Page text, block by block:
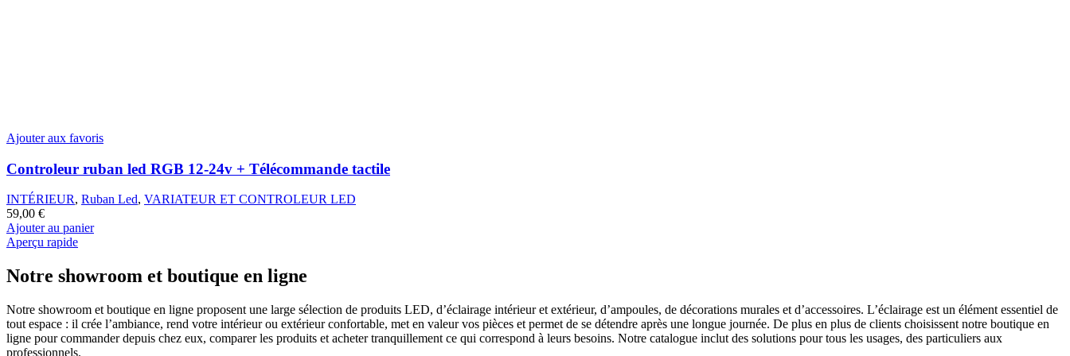
Ajouter aux favoris
Controleur ruban led RGB 12-24v + Télécommande tactile
INTÉRIEUR, Ruban Led, VARIATEUR ET CONTROLEUR LED
59,00 €
Ajouter au panier
Aperçu rapide
Notre showroom et boutique en ligne
Notre showroom et boutique en ligne proposent une large sélection de produits LED, d’éclairage intérieur et extérieur, d’ampoules, de décorations murales et d’accessoires. L’éclairage est un élément essentiel de
tout espace : il crée l’ambiance, rend votre intérieur ou extérieur confortable, met en valeur vos pièces et permet de se détendre après une longue journée. De plus en plus de clients choisissent notre boutique en
ligne pour commander depuis chez eux, comparer les produits et acheter tranquillement ce qui correspond à leurs besoins. Notre catalogue inclut des solutions pour tous les usages, des particuliers aux
professionnels.